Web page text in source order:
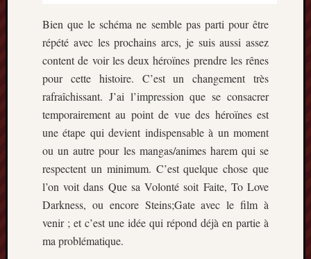
Bien que le schéma ne semble pas parti pour être
répété avec les prochains arcs, je suis aussi assez
content de voir les deux héroïnes prendre les rênes
pour cette histoire. C’est un changement très
rafraîchissant. J’ai l’impression que se consacrer
temporairement au point de vue des héroïnes est
une étape qui devient indispensable à un moment
ou un autre pour les mangas/animes harem qui se
respectent un minimum. C’est quelque chose que
l’on voit dans Que sa Volonté soit Faite, To Love
Darkness, ou encore Steins;Gate avec le film à
venir ; et c’est une idée qui répond déjà en partie à
ma problématique.